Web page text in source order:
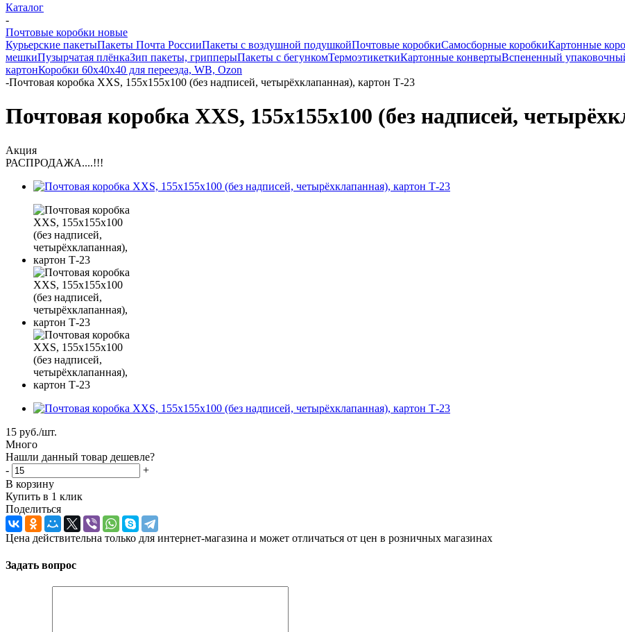
Каталог
-
Почтовые коробки новые
Курьерские пакетыПакеты Почта РоссииПакеты с воздушной подушкойПочтовые коробкиСамосборные коробкиКартонные
мешкиПузырчатая плёнкаЗип пакеты, грипперыПакеты с бегункомТермоэтикеткиКартонные конвертыВспененный
картонКоробки 60х40х40 для переезда, WB, Ozon
-Почтовая коробка XXS, 155х155х100 (без надписей, четырёхклапанная), картон Т-23
Почтовая коробка XXS, 155х155х100 (без надписей,
Акция
РАСПРОДАЖА....!!!
15 руб./шт.
Много
Нашли данный товар дешевле?
-
+
В корзину
Купить в 1 клик
Поделиться
Цена действительна только для интернет-магазина и может отличаться от цен в розничных магазинах
Задать вопрос